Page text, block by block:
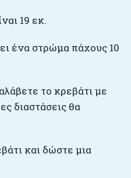
19 εκ.
ένα στρώμα πάχους 10
το κρεβάτι με
διαστάσεις θα
και δώστε μια